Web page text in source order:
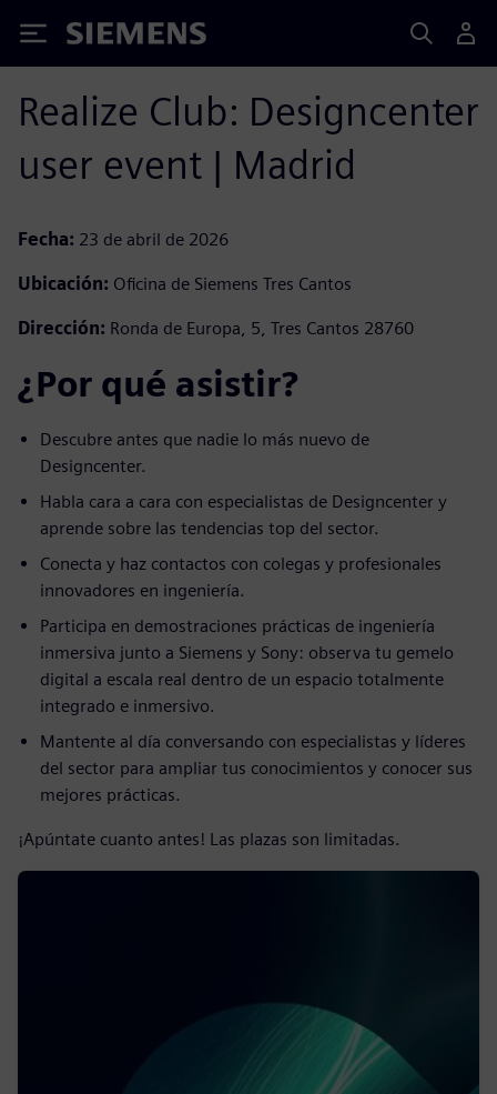
Siemens
Realize Club: Designcenter
user event | Madrid
Fecha: 23 de abril de 2026
Ubicación: Oficina de Siemens Tres Cantos
Dirección: Ronda de Europa, 5, Tres Cantos 28760
¿Por qué asistir?
Descubre antes que nadie lo más nuevo de
Designcenter.
Habla cara a cara con especialistas de Designcenter y
aprende sobre las tendencias top del sector.
Conecta y haz contactos con colegas y profesionales
innovadores en ingeniería.
Participa en demostraciones prácticas de ingeniería
inmersiva junto a Siemens y Sony: observa tu gemelo
digital a escala real dentro de un espacio totalmente
integrado e inmersivo.
Mantente al día conversando con especialistas y líderes
del sector para ampliar tus conocimientos y conocer sus
mejores prácticas.
¡Apúntate cuanto antes! Las plazas son limitadas.